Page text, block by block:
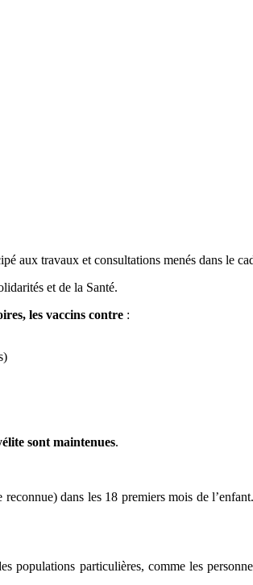
aux travaux et consultations menés dans le
et de la Santé.
les vaccins contre :
sont maintenues.
dans les 18 premiers mois de
populations particulières, comme les